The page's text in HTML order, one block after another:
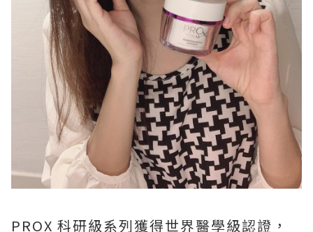
PROX 科研級系列獲得世界醫學級認證，